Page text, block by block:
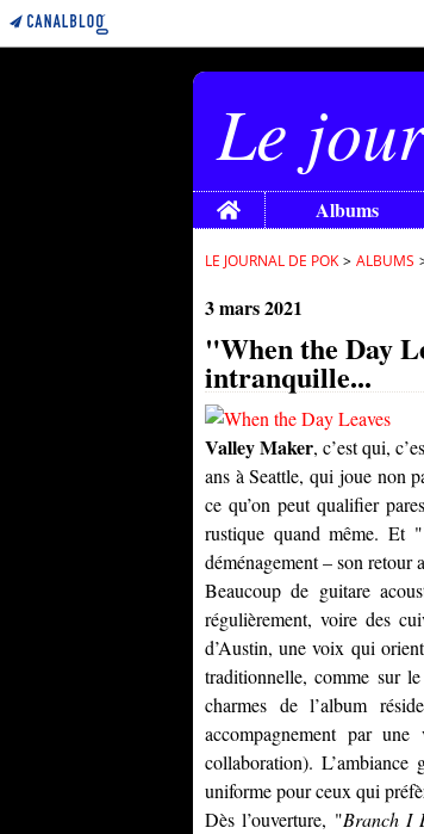
Le
Home Albums
LE JOURNAL DE POK > ALBUMS
3 mars 2021
"When the Day
intranquille...
Valley Maker, c’est qui,
ans à Seattle, qui joue non
ce qu’on peut qualifier
rustique quand même. Et "
déménagement – son retour
Beaucoup de guitare
régulièrement, voire des
d’Austin, une voix qui
traditionnelle, comme sur
charmes de l’album
accompagnement par
collaboration).
uniforme pour ceux qui
Dès l’ouverture, "Branch I